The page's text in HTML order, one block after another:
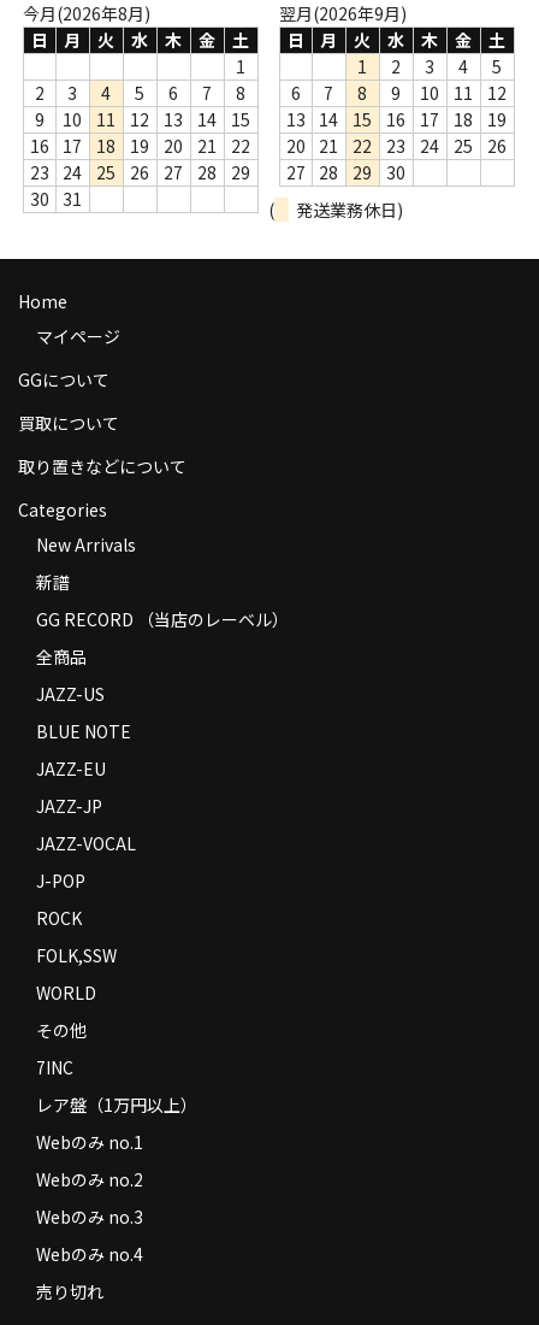
Webのみ no.3
売り切れ
Help
送料
返品
コンディション
Privacy Policy
特定商取引法に基づく表示
Contact
今月(2026年8月)
日
月 火 水 木 金
土
1
2
3 4 5 6 7
8
9
10 11 12 13 14
15
16
17 18 19 20 21
22
23
24 25 26 27 28
29
30
31
翌月(2026年9月)
日
月 火 水 木 金
土
1
2 3 4
5
6
7 8 9 10 11
12
13
14 15 16 17 18
19
20
21 22 23 24 25
26
27
28 29
30
(
発送業務休日)
Home
マイページ
GGについて
買取について
取り置きなどについて
Categories
New Arrivals
新譜
GG RECORD （当店のレーベル）
全商品
JAZZ-US
BLUE NOTE
JAZZ-EU
JAZZ-JP
JAZZ-VOCAL
J-POP
ROCK
FOLK,SSW
WORLD
その他
7INC
レア盤（1万円以上）
Webのみ no.1
Webのみ no.2
Webのみ no.3
Webのみ no.4
売り切れ